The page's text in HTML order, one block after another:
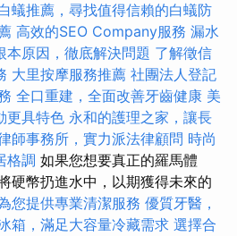
蟻推薦，尋找值得信賴的白蟻防
高效的SEO Company服務 漏水
本原因，徹底解決問題 了解徵信
大里按摩服務推薦 社團法人登記
全口重建，全面改善牙齒健康 美
更具特色 永和的護理之家，讓長
師事務所，實力派法律顧問 時尚
格調 如果您想要真正的羅馬體
硬幣扔進水中，以期獲得未來的
您提供專業清潔服務 優質牙醫，
箱，滿足大容量冷藏需求 選擇合